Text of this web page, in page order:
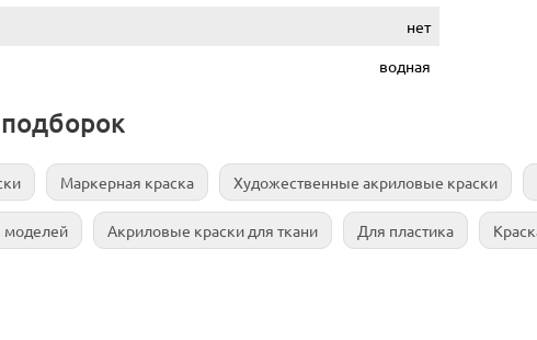
нет
водная
Маркерная краска Художественные акриловые краски
моделей Акриловые краски для ткани Для пластика